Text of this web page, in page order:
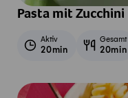
Pasta mit Zucchini
Aktiv
20min
Gesamt
20min